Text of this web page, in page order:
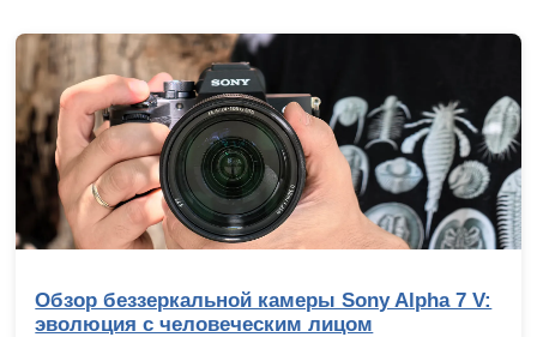
Обзор беззеркальной камеры Sony Alpha 7 V:
эволюция с человеческим лицом